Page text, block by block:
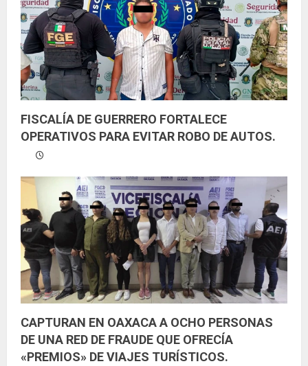
n
d
o
FISCALÍA DE GUERRERO FORTALECE
OPERATIVOS PARA EVITAR ROBO DE AUTOS.
CAPTURAN EN OAXACA A OCHO PERSONAS
DE UNA RED DE FRAUDE QUE OFRECÍA
«PREMIOS» DE VIAJES TURÍSTICOS.